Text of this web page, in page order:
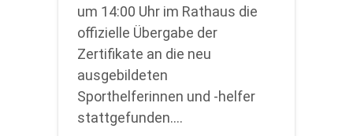
um 14:00 Uhr im Rathaus die
offizielle Übergabe der
Zertifikate an die neu
ausgebildeten
Sporthelferinnen und -helfer
stattgefunden.…